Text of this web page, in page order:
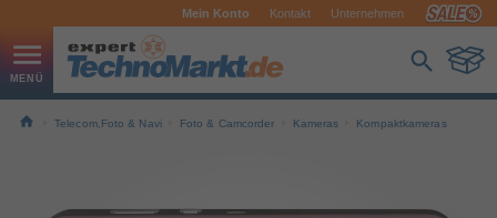
Mein Konto Kontakt Unternehmen
Telecom,Foto & Navi Foto & Camcorder Kameras Kompaktkameras